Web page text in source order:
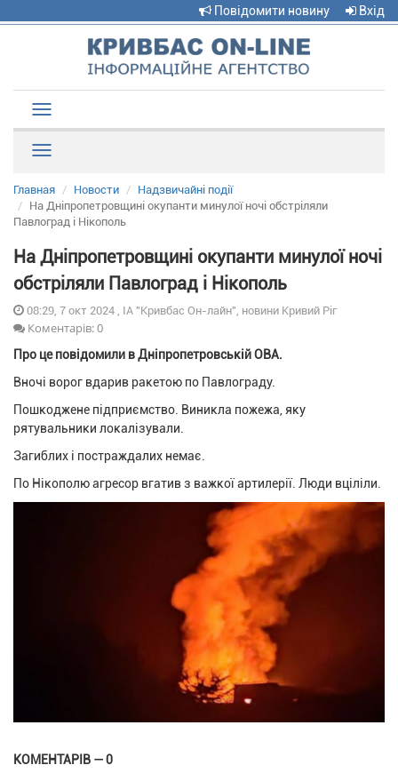
Повідомити новину Вхід
navigation
Главная Новости
Надзвичайні події
На Дніпропетровщині окупанти минулої ночі обстріляли
Павлоград і Нікополь
На Дніпропетровщині окупанти минулої ночі
обстріляли Павлоград і Нікополь
08:29, 7 окт 2024 , ІА "Кривбас Он-лайн", новини Кривий Ріг
Коментарів: 0
Про це повідомили в Дніпропетровській ОВА.
Вночі ворог вдарив ракетою по Павлограду.
Пошкоджене підприємство. Виникла пожежа, яку
рятувальники локалізували.
Загиблих і постраждалих немає.
По Нікополю агресор вгатив з важкої артилерії. Люди вціліли.
КОМЕНТАРІВ — 0